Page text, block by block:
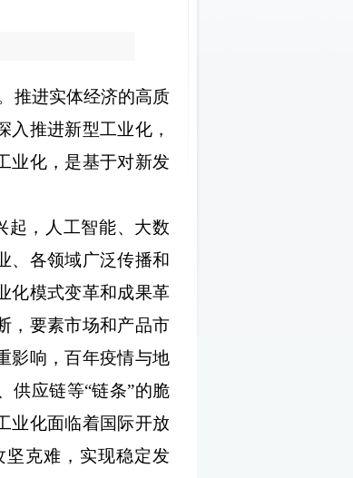
推进实体经济的高质
推进新型工业化，
业化，是基于对新发
起，人工智能、大数
、各领域广泛传播和
化模式变革和成果革
，要素市场和产品市
影响，百年疫情与地
供应链等“链条”的脆
业化面临着国际开放
坚克难，实现稳定发